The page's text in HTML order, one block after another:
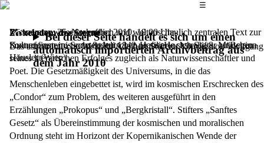
Das
☰
Bei dieser Seite handelt es sich um einen
automatisch importierten Archivbeitrag aus
dem Jahr 2010
Zirkelodem der Sterne
Das astronomische Weltbild Adalbert Stifters. Vortrag von Wolfgang
Häusler (Wien)
Mit seinem wissenschaftlich und weltanschaulich zentralen Text zur
Sonnenfinsternis vom 8. Juli 1842 profilierte sich Stifter zu Beginn
seines literarischen Erfolges zugleich als Naturwissen­schaftler und
Poet. Die Gesetzmäßigkeit des Universums, in die das
Menschenleben eingebettet ist, wird im kosmischen Erschrecken des
„Condor“ zum Problem, des weiteren ausgeführt in den
Erzählungen „Prokopus“ und „Bergkristall“. Stifters „Sanftes
Gesetz“ als Über­einstimmung der kosmischen und moralischen
Ordnung steht im Horizont der Kopernikanischen Wende der
Donnerstag, 25. November 2010,19.00 Uhr
Kulturforum im Sudetendeutschen Haus, Hochstraße 8, München